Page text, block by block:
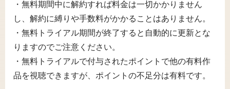
・無料期間中に解約すれば料金は一切かかりません
し、解約に縛りや手数料がかかることはありません。
・無料トライアル期間が終了すると自動的に更新とな
りますのでご注意ください。
・無料トライアルで付与されたポイントで他の有料作
品を視聴できますが、ポイントの不足分は有料です。